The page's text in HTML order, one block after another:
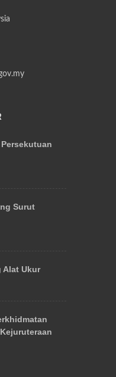
Surut
Alat Ukur